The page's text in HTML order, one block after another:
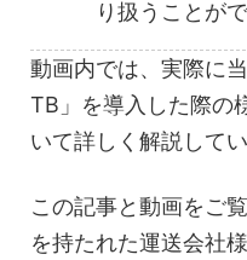
り扱うことが
動画内では、実際に
TB」を導入した際の
いて詳しく解説してい
この記事と動画をご
を持たれた運送会社